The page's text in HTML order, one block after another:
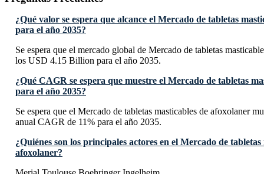
¿Qué valor se espera que alcance el Mercado de tabletas
para el año 2035?
Se espera que el mercado global de Mercado de tabletas
los USD 4.15 Billion para el año 2035.
¿Qué CAGR se espera que muestre el Mercado de tabletas
para el año 2035?
Se espera que el Mercado de tabletas masticables de afoxolaner
anual CAGR de 11% para el año 2035.
¿Quiénes son los principales actores en el Mercado de tabletas
afoxolaner?